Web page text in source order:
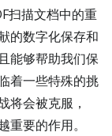
扫描文档中的重
的数字化保存和
能够帮助我们保
着一些特殊的挑
将会被克服，
要的作用。